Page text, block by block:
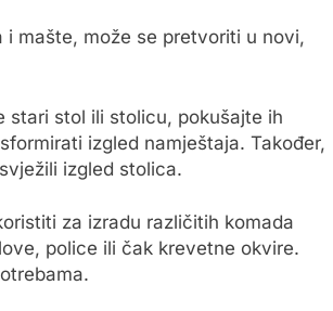
mašte, može se pretvoriti u novi,
stari stol ili stolicu, pokušajte ih
izgled namještaja. Također,
izgled stolica.
za izradu različitih komada
police ili čak krevetne okvire.